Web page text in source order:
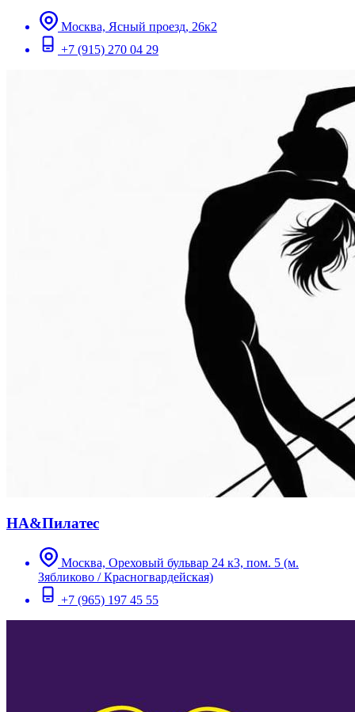
Москва, Ясный проезд, 26к2
+7 (915) 270 04 29
НА&Пилатес
Москва, Ореховый бульвар 24 к3, пом. 5 (м.
Зябликово / Красногвардейская)
+7 (965) 197 45 55